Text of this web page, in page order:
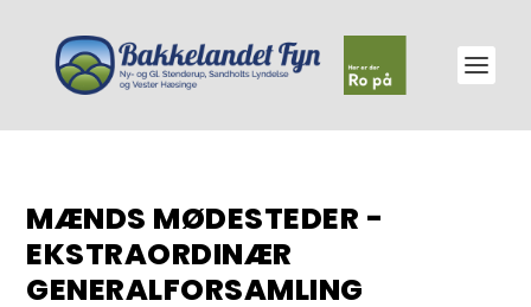
MÆNDS MØDESTEDER -
EKSTRAORDINÆR
GENERALFORSAMLING